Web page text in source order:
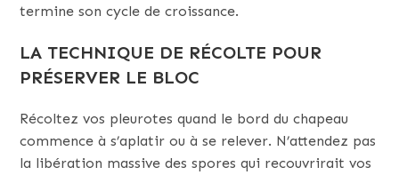
termine son cycle de croissance.
LA TECHNIQUE DE RÉCOLTE POUR
PRÉSERVER LE BLOC
Récoltez vos pleurotes quand le bord du chapeau
commence à s’aplatir ou à se relever. N’attendez pas
la libération massive des spores qui recouvrirait vos